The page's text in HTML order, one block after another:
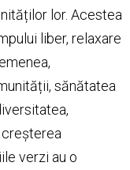
lor. Acestea
liber, relaxare
sănătatea
verzi au o